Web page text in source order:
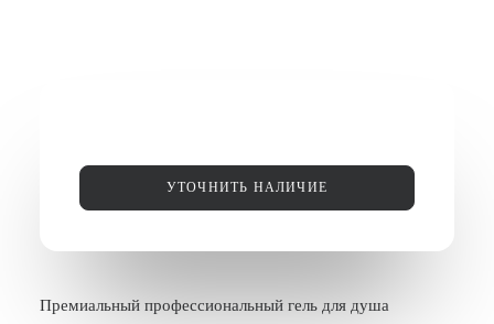
АКАДЕМИЯ БАРБЕРОВ
МОДЕЛЯМ
ФРАНШИЗА
БЛОГ
УТОЧНИТЬ НАЛИЧИЕ
Премиальный профессиональный гель для душа